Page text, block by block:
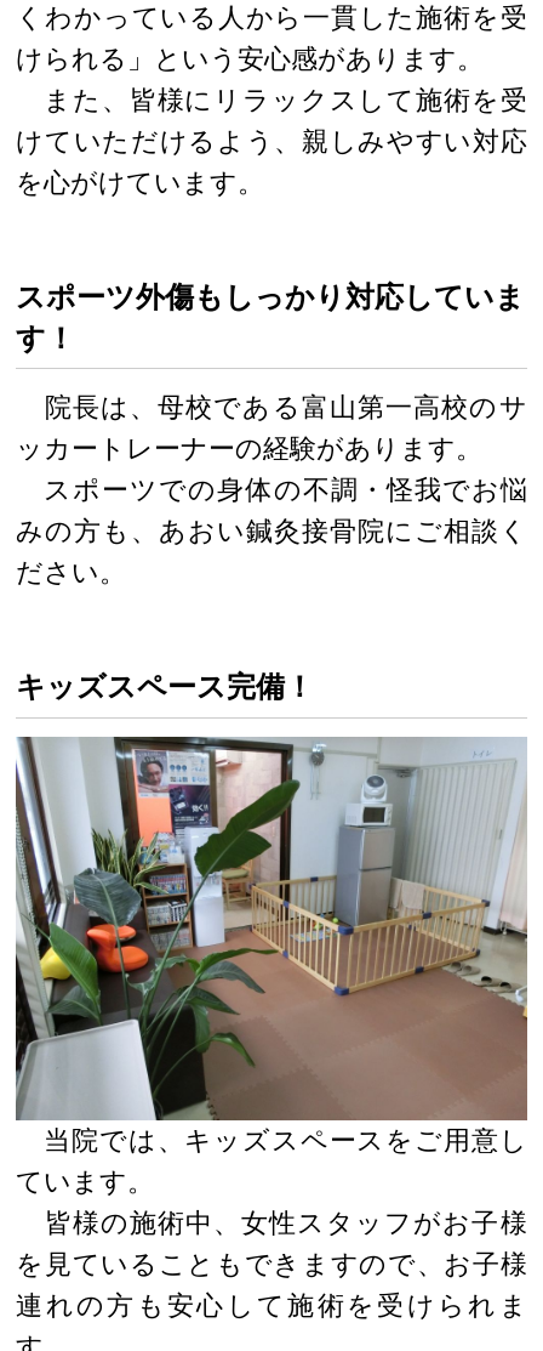
くわかっている人から一貫した施術を受
けられる」という安心感があります。
また、皆様にリラックスして施術を受
けていただけるよう、親しみやすい対応
を心がけています。
スポーツ外傷もしっかり対応していま
す！
院長は、母校である富山第一高校のサ
ッカートレーナーの経験があります。
スポーツでの身体の不調・怪我でお悩
みの方も、あおい鍼灸接骨院にご相談く
ださい。
キッズスペース完備！
当院では、キッズスペースをご用意し
ています。
皆様の施術中、女性スタッフがお子様
を見ていることもできますので、お子様
連れの方も安心して施術を受けられま